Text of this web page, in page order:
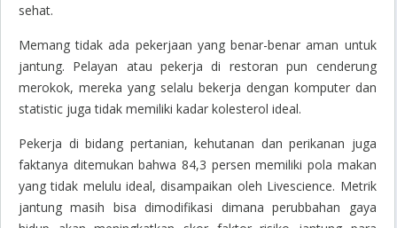
sehat.
Memang tidak ada pekerjaan yang benar-benar aman untuk
jantung. Pelayan atau pekerja di restoran pun cenderung
merokok, mereka yang selalu bekerja dengan komputer dan
statistic juga tidak memiliki kadar kolesterol ideal.
Pekerja di bidang pertanian, kehutanan dan perikanan juga
faktanya ditemukan bahwa 84,3 persen memiliki pola makan
yang tidak melulu ideal, disampaikan oleh Livescience. Metrik
jantung masih bisa dimodifikasi dimana perubbahan gaya